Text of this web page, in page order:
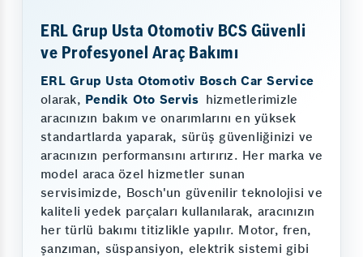
ERL Grup Usta Otomotiv BCS Güvenli
ve Profesyonel Araç Bakımı
ERL Grup Usta Otomotiv Bosch Car Service
olarak, Pendik Oto Servis hizmetlerimizle
aracınızın bakım ve onarımlarını en yüksek
standartlarda yaparak, sürüş güvenliğinizi ve
aracınızın performansını artırırız. Her marka ve
model araca özel hizmetler sunan
servisimizde, Bosch'un güvenilir teknolojisi ve
kaliteli yedek parçaları kullanılarak, aracınızın
her türlü bakımı titizlikle yapılır. Motor, fren,
şanzıman, süspansiyon, elektrik sistemi gibi